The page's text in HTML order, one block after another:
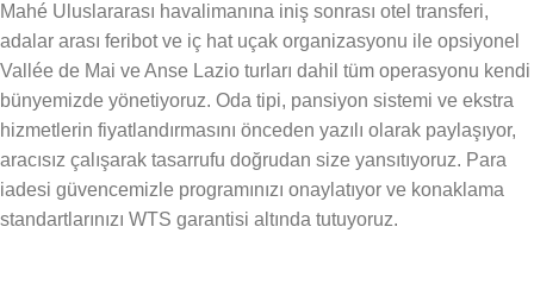
Mahé Uluslararası havalimanına iniş sonrası otel transferi,
adalar arası feribot ve iç hat uçak organizasyonu ile opsiyonel
Vallée de Mai ve Anse Lazio turları dahil tüm operasyonu kendi
bünyemizde yönetiyoruz. Oda tipi, pansiyon sistemi ve ekstra
hizmetlerin fiyatlandırmasını önceden yazılı olarak paylaşıyor,
aracısız çalışarak tasarrufu doğrudan size yansıtıyoruz. Para
iadesi güvencemizle programınızı onaylatıyor ve konaklama
standartlarınızı WTS garantisi altında tutuyoruz.